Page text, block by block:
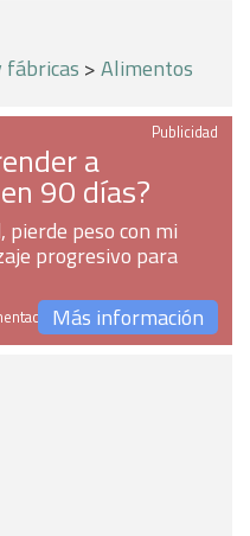
fábricas >Alimentos
Publicidad
a
90 días?
pierde peso con mi
progresivo para
Más información